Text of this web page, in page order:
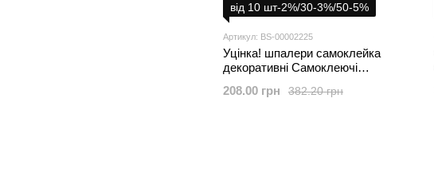
від 10 шт-2%/30-3%/50-5%
Артикул: BS-00002225
Уцінка! шпалери самоклейка
декоративні Самоклеючі
382.20 грн
208.00 грн